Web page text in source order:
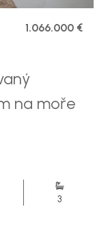
1.066.000 €
na moře
3